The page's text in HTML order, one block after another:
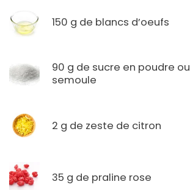
150 g de blancs d’oeufs
90 g de sucre en poudre
semoule
2 g de zeste de citron
35 g de praline rose